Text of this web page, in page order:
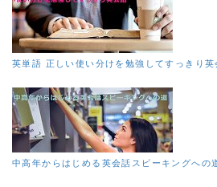
英単語 正しい使い分けを勉強してすっきり英
中高年からはじめる英会話スピーキングへの